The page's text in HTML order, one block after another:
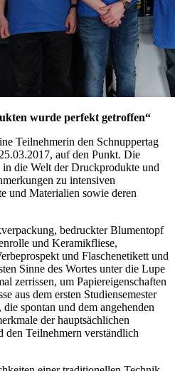
wurde perfekt getroffen“
Teilnehmerin den Schnuppertag
auf den Punkt. Die
die Welt der Druckprodukte und
zu intensiven
und Materialien sowie deren
bedruckter Blumentopf
und Keramikfliese,
und Flaschenetikett und
Sinne des Wortes unter die Lupe
zerrissen, um Papiereigenschaften
aus dem ersten Studiensemester
spontan und dem angehenden
der hauptsächlichen
Teilnehmern verständlich